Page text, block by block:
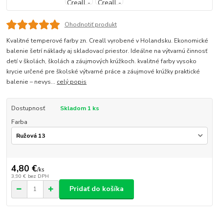
Ohodnotiť produkt
Kvalitné temperové farby zn. Creall vyrobené v Holandsku. Ekonomické
balenie šetrí náklady aj skladovací priestor. Ideálne na výtvarnú činnosť
detí v školách, školách a záujmových krúžkoch. kvalitné farby vysoko
krycie určené pre školské výtvarné práce a záujmové krúžky praktické
balenie – nevys... celý popis
Dostupnosť
Skladom 1 ks
Farba
4,80 €/ks
3,90 € bez DPH
Pridať do košíka